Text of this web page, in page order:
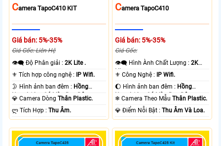
CAmera TapoC410 KIT
Giá bán: 5%-35%
Giá Gốc: Liên Hệ
👁️‍🗨 Độ Phân giải :2K Lite .
⚜️ Tích hợp công nghệ : IP Wifi.
🌛 Hình ảnh ban đêm : Hồng
Ngoại 10m Có Màu Ban Ðêm.
💎 Camera DòngThân Plastic.
️ლ Tích Hợp :Thu Âm.
CAmera TapoC410
Giá bán: 5%-35%
Giá Gốc:
👁️‍🗨 Hình Ành Chất Lượng :2K
Lite .
⚜️ Công Nghệ : IP Wifi.
🌔 Hình ảnh ban đêm : Hồng
Ngoại 10m Có Màu Ban Ðêm.
❄ Camera Theo MẫuThân Plastic.
️💎 Điểm Nỗi Bật :Thu Âm Và Loa.